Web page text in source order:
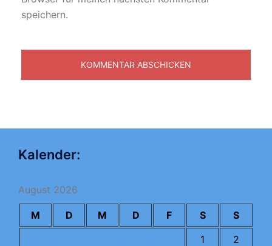
speichern.
Kalender:
August 2026
M D M D F S
S
1
2